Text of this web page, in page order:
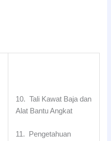
10. Tali Kawat Baja dan
Alat Bantu Angkat
11. Pengetahuan